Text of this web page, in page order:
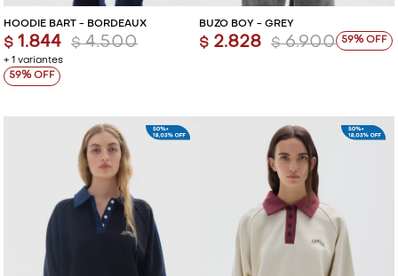
HOODIE BART - BORDEAUX
+ 1 variantes
$ 1.844 $ 4.500
59
BUZO BOY - GREY
$ 2.828 $ 6.900 59